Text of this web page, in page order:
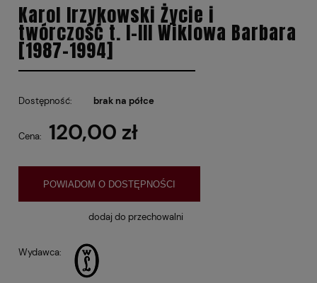
Karol Irzykowski Życie i
twórczość t. I-III Wiklowa Barbara
[1987-1994]
Dostępność: brak na półce
Cena: 120,00 zł
POWIADOM O DOSTĘPNOŚCI
dodaj do przechowalni
Wydawca: